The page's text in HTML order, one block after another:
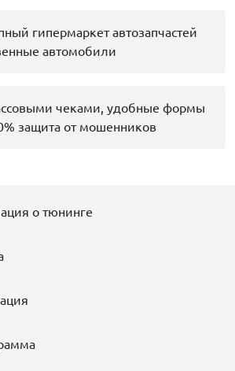
гипермаркет автозапчастей
автомобили
чеками, удобные формы
защита от мошенников
о тюнинге